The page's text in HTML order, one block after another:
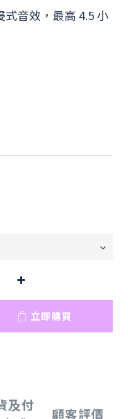
音效，最高 4.5 小
立即購買
及付
顧客評價